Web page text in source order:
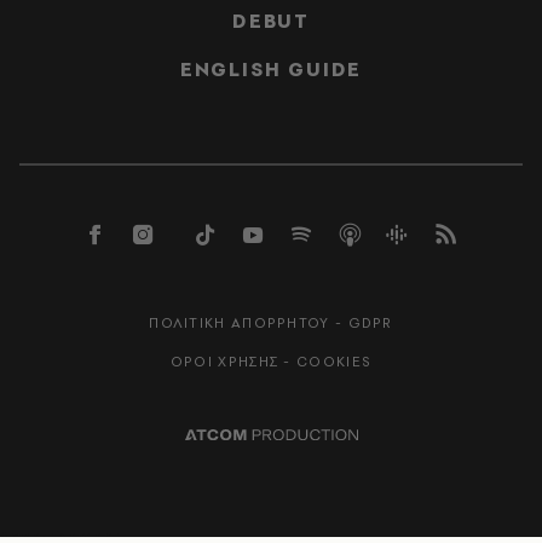
DEBUT
ENGLISH GUIDE
ΠΟΛΙΤΙΚΗ ΑΠΟΡΡΗΤΟΥ - GDPR
ΟΡΟΙ ΧΡΗΣΗΣ - COOKIES